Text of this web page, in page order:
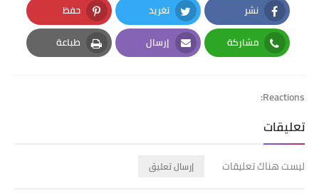
نشر
Facebook
تغريد
Twitter
حفظ
Pinterest
مشاركة
Whatsapp
إرسال
Email
طباعة
Print
Reactions:
تعليقات
ليست هناك تعليقات إرسال تعليق